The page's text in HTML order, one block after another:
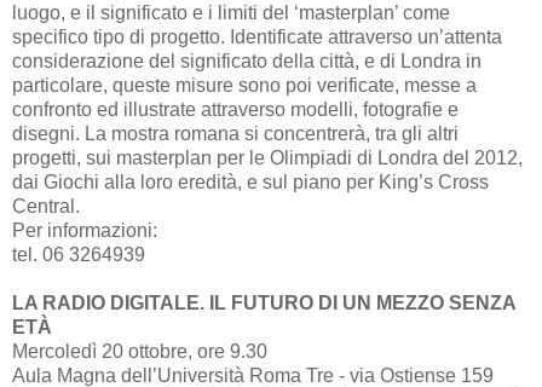
luogo, e il significato e i limiti del ‘masterplan’ come
specifico tipo di progetto. Identificate attraverso un’attenta
considerazione del significato della città, e di Londra in
particolare, queste misure sono poi verificate, messe a
confronto ed illustrate attraverso modelli, fotografie e
disegni. La mostra romana si concentrerà, tra gli altri
progetti, sui masterplan per le Olimpiadi di Londra del 2012,
dai Giochi alla loro eredità, e sul piano per King’s Cross
Central.
Per informazioni:
tel. 06 3264939
LA RADIO DIGITALE. IL FUTURO DI UN MEZZO SENZA
ETÀ
Mercoledì 20 ottobre, ore 9.30
Aula Magna dell’Università Roma Tre - via Ostiense 159